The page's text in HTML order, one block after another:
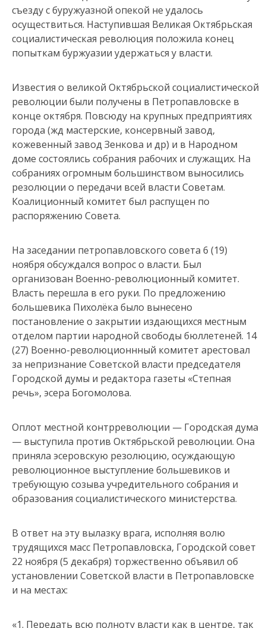
съезду с буружуазной опекой не удалось
осуществиться. Наступившая Великая Октябрьская
социалистическая революция положила конец
попыткам буржуазии удержаться у власти.
Известия о великой Октябрьской социалистической
революции были получены в Петропавловске в
конце октября. Повсюду на крупных предприятиях
города (жд мастерские, консервный завод,
кожевенный завод Зенкова и др) и в Народном
доме состоялись собрания рабочих и служащих. На
собраниях огромным большинством выносились
резолюции о передачи всей власти Советам.
Коалиционный комитет был распущен по
распоряжению Совета.
На заседании петропавловского совета 6 (19)
ноября обсуждался вопрос о власти. Был
организован Военно-революционный комитет.
Власть перешла в его руки. По предложению
большевика Пихолёка было вынесено
постановление о закрытии издающихся местным
отделом партии народной свободы бюллетеней. 14
(27) Военно-революционнный комитет арестовал
за непризнание Советской власти председателя
Городской думы и редактора газеты «Степная
речь», эсера Богомолова.
Оплот местной контрреволюции — Городская дума
— выступила против Октябрьской революции. Она
приняла эсеровскую резолюцию, осуждающую
революционное выступление большевиков и
требующую созыва учредительного собрания и
образования социалистического министерства.
В ответ на эту вылазку врага, исполняя волю
трудящихся масс Петропавловска, Городской совет
22 ноября (5 декабря) торжественно объявил об
установлении Советской власти в Петропавловске
и на местах:
«1. Передать всю полноту власти как в центре, так